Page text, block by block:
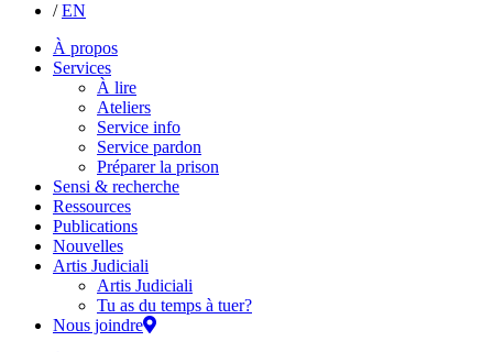
/EN
À propos
Services
À lire
Ateliers
Service info
Service pardon
Préparer la prison
Sensi & recherche
Ressources
Publications
Nouvelles
Artis Judiciali
Artis Judiciali
Tu as du temps à tuer?
Nous joindre